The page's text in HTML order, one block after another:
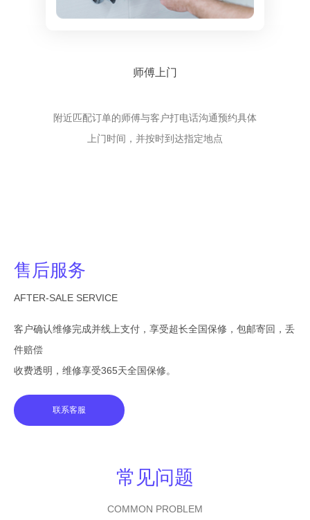
师傅上门
附近匹配订单的师傅与客户打电话沟通预约具体
上门时间，并按时到达指定地点
售后服务
AFTER-SALE SERVICE
客户确认维修完成并线上支付，享受超长全国保修，包邮寄回，丢
件赔偿
收费透明，维修享受365天全国保修。
联系客服
常见问题
COMMON PROBLEM